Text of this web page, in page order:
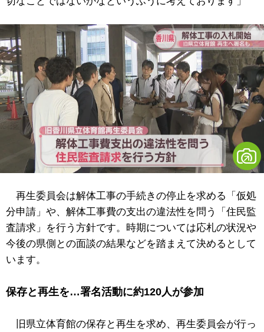
再生委員会は解体工事の手続きの停止を求める「仮処
分申請」や、解体工事費の支出の違法性を問う「住民監
査請求」を行う方針です。時期については応札の状況や
今後の県側との面談の結果などを踏まえて決めるとして
います。
保存と再生を…署名活動に約120人が参加
旧県立体育館の保存と再生を求め、再生委員会が行っ